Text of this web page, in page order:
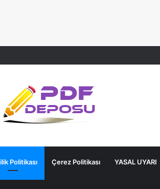
Politikası Çerez Politikası YASAL UYARI